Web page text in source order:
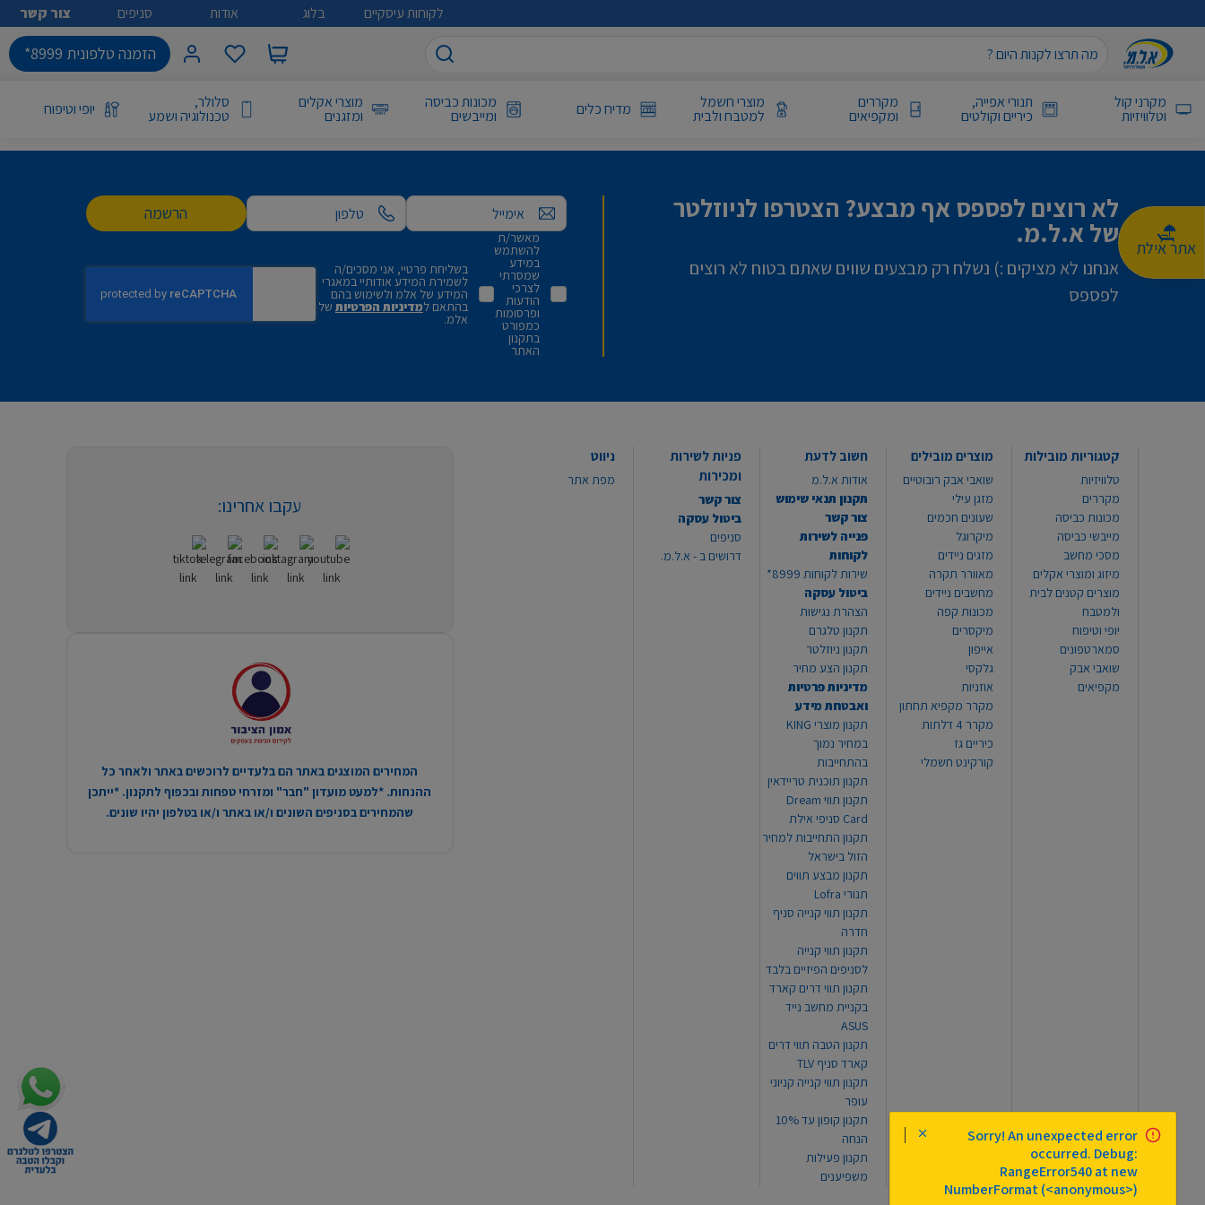
אתר אילת
לקוחות עיסקיים בלוג אודות סניפים צור קשר
הזמנה טלפונית 8999*
מקרני קול
וטלוויזיות
תנורי אפייה,
כיריים וקולטים
מקררים
ומקפיאים
מוצרי חשמל
למטבח ולבית מדיח כלים מכונות כביסה
ומייבשים
מוצרי אקלים
ומזגנים
סלולר,
טכנולוגיה ושמע יופי וטיפוח
לא רוצים לפספס אף מבצע? הצטרפו לניוזלטר
של א.ל.מ.
אנחנו לא מציקים :) נשלח רק מבצעים שווים שאתם בטוח לא רוצים
לפספס
אימייל הרשמה
מאשר/ת
להשתמש
במידע
שמסרתי
לצרכי
הודעות
ופרסומות
כמפורט
בתקנון
האתר
בשליחת פרטיי, אני מסכים/ה
לשמירת המידע אודותיי במאגרי
המידע של אלמ ולשימוש בהם
בהתאם למדיניות הפרטיות של
אלמ.
קטגוריות מובילות
טלוויזיות
מקררים
מכונות כביסה
מייבשי כביסה
מסכי מחשב
מיזוג ומוצרי אקלים
מוצרים קטנים לבית
ולמטבח
יופי וטיפוח
סמארטפונים
שואבי אבק
מקפיאים
מוצרים מובילים
שואבי אבק רובוטיים
מזגן עילי
שעונים חכמים
מיקרוגל
מזגים ניידים
מאוורר תקרה
מחשבים ניידים
מכונות קפה
מיקסרים
אייפון
גלקסי
אוזניות
מקרר מקפיא תחתון
מקרר 4 דלתות
כיריים גז
קורקינט חשמלי
חשוב לדעת
אודות א.ל.מ
תקנון תנאי שימוש
צור קשר
פנייה לשירות
לקוחות
שירות לקוחות 8999*
ביטול עסקה
הצהרת נגישות
תקנון טלגרם
תקנון ניוזלטר
תקנון הצע מחיר
מדיניות פרטיות
ואבטחת מידע
תקנון מוצרי KING
במחיר נמוך
בהתחייבות
תקנון תוכנית טריידאין
תקנון תווי Dream
Card סניפי אילת
תקנון התחייבות למחיר
הזול בישראל
תקנון מבצע תווים
תנורי Lofra
תקנון תווי קנייה סניף
חדרה
תקנון תווי קנייה
לסניפים הפיזיים בלבד
תקנון תווי דרים קארד
בקניית מחשב נייד
ASUS
תקנון הטבה תווי דרים
קארד סניף TLV
תקנון תווי קנייה קניוני
עופר
תקנון קופון עד 10%
הנחה
תקנון פעילות
משפיענים
פניות לשירות
ומכירות
צור קשר
ביטול עסקה
סניפים
דרושים ב - א.ל.מ.
ניווט
מפת אתר
עקבו אחרינו:
המחירים המוצגים באתר הם בלעדיים לרוכשים באתר ולאחר כל
ההנחות. *למעט מועדון "חבר" ומזרחי טפחות ובכפוף לתקנון. *ייתכן
שהמחירים בסניפים השונים ו/או באתר ו/או בטלפון יהיו שונים.
Sorry! An unexpected error
occurred. Debug:
RangeError540 at new
NumberFormat (<anonymous>)